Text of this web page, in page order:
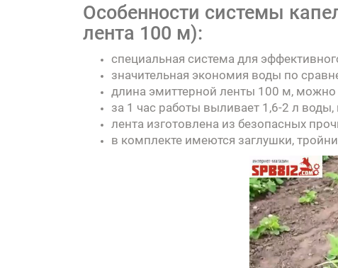
Особенности системы
лента 100 м):
специальная система для
значительная экономия воды по
длина эмиттерной ленты 100 м, можно
за 1 час работы выливает 1,6-2 л
лента изготовлена из безопасных
в комплекте имеются заглушки,